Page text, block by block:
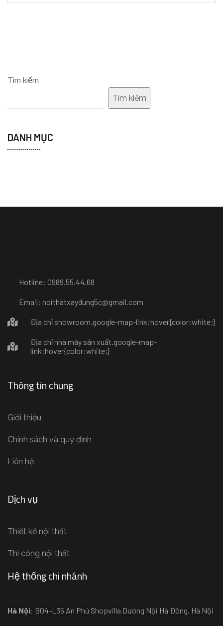
Tìm kiếm
Tìm kiếm
DANH MỤC
Hotline: 0989.55.44.68
Email: noithatxaydung5c@gmail.com
Địa chỉ showroom.google-map-link:hover{color:white;}
Địa chỉ nhà máy sản xuất.google-map-
link:hover{color:white;}
Thông tin chung
Giới thiệu
Chính sách và quy định
Liên hệ
Dịch vụ
Thiết kế nội thất
Thi công nội thất
Hệ thống chi nhánh
Hà Nội: B04-L35 An Phú Shopvilla Dương Nội Hà Đông, Hà Nội